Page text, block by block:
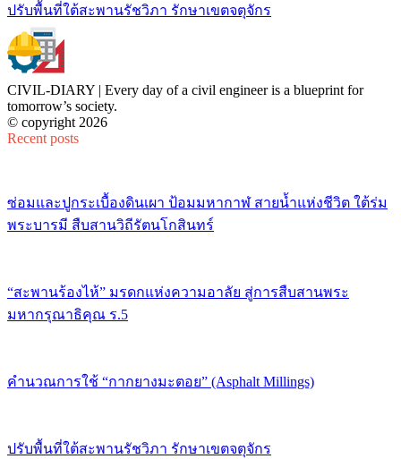
ปรับพื้นที่ใต้สะพานรัชวิภา รักษาเขตจตุจักร
CIVIL-DIARY | Every day of a civil engineer is a blueprint for
tomorrow’s society.
© copyright 2026
Recent posts
ซ่อมและปูกระเบื้องดินเผา ป้อมมหากาฬ สายน้ำแห่งชีวิต ใต้ร่ม
พระบารมี สืบสานวิถีรัตนโกสินทร์
“สะพานร้องไห้” มรดกแห่งความอาลัย สู่การสืบสานพระ
มหากรุณาธิคุณ ร.5
คำนวณการใช้ “กากยางมะตอย” (Asphalt Millings)
ปรับพื้นที่ใต้สะพานรัชวิภา รักษาเขตจตุจักร